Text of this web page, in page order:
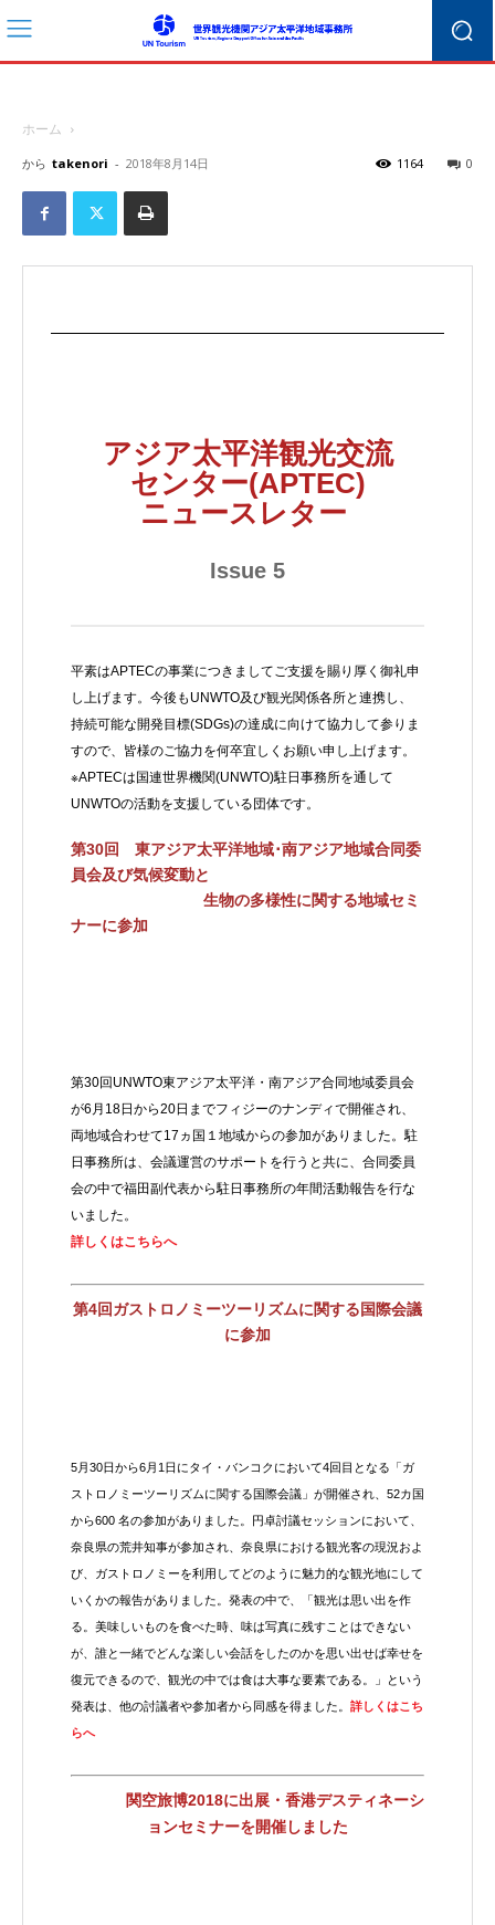
ホーム
から takenori - 2018年8月14日 0
1164